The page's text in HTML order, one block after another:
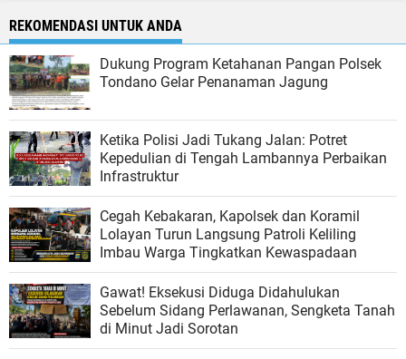
REKOMENDASI UNTUK ANDA
Dukung Program Ketahanan Pangan Polsek
Tondano Gelar Penanaman Jagung
Ketika Polisi Jadi Tukang Jalan: Potret
Kepedulian di Tengah Lambannya Perbaikan
Infrastruktur
Cegah Kebakaran, Kapolsek dan Koramil
Lolayan Turun Langsung Patroli Keliling
Imbau Warga Tingkatkan Kewaspadaan
Gawat! Eksekusi Diduga Didahulukan
Sebelum Sidang Perlawanan, Sengketa Tanah
di Minut Jadi Sorotan